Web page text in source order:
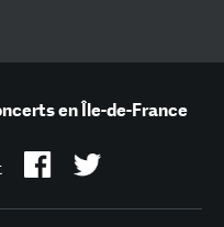
en Île-de-France